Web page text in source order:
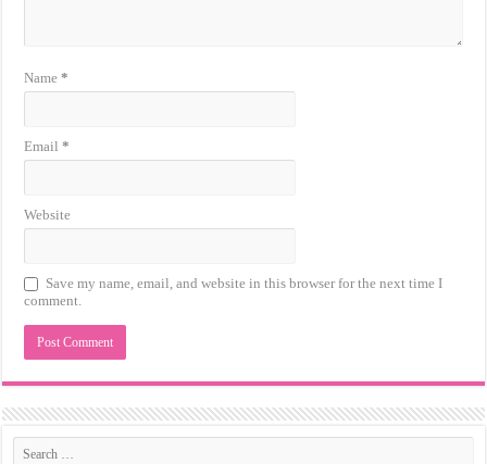
Name*
Email*
Website
Save my name, email, and website in this browser for the next time I
comment.